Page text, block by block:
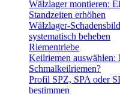
Wälzlager montieren:
Standzeiten erhöhen
Wälzlager-
systematisch beheben
Riementriebe
Keilriemen auswählen:
Schmalkeilriemen?
Profil SPZ, SPA oder
bestimmen